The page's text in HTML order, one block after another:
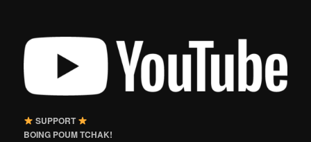
SUPPORT
BOING POUM TCHAK!